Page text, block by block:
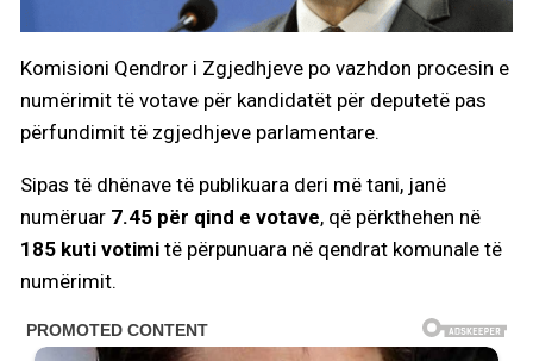
Komisioni Qendror i Zgjedhjeve po vazhdon procesin e
numërimit të votave për kandidatët për deputetë pas
përfundimit të zgjedhjeve parlamentare.
Sipas të dhënave të publikuara deri më tani, janë
numëruar 7.45 për qind e votave, që përkthehen në
185 kuti votimitë përpunuara në qendrat komunale të
numërimit.